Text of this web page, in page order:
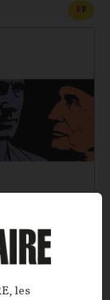
FP
et Ernst
être ami
les